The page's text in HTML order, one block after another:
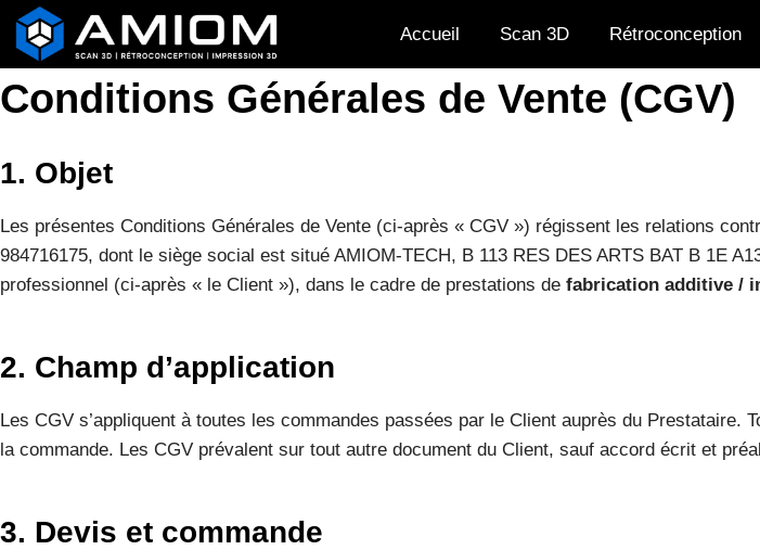
Aller
au
contenu
Accueil Scan 3D Rétroconception
Conditions Générales de Vente (CGV)
1. Objet
Les présentes Conditions Générales de Vente (ci-après « CGV ») régissent les relations
984716175, dont le siège social est situé AMIOM-TECH, B 113 RES DES ARTS BAT B 1E
professionnel (ci-après « le Client »), dans le cadre de prestations de fabrication additive /
2. Champ d’application
Les CGV s’appliquent à toutes les commandes passées par le Client auprès du Prestataire.
la commande. Les CGV prévalent sur tout autre document du Client, sauf accord écrit et
3. Devis et commande